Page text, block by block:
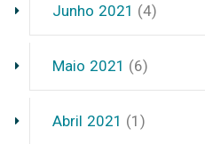
Junho 2021 (4)
Maio 2021 (6)
Abril 2021 (1)